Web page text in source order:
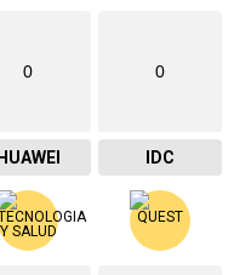
0
HUAWEI
0
IDC